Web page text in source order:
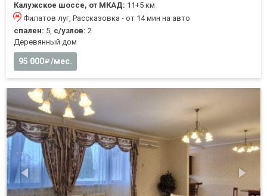
Калужское шоссе, от МКАД: 11+5 км
Филатов луг, Рассказовка - от 14 мин на авто
спален: 5, с/узлов: 2
Деревянный дом
95 000 /мес.